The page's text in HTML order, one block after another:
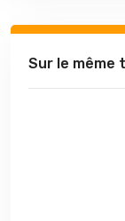
Sur le même